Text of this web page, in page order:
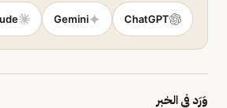
ChatGPT
Gemini
وَرَد في الخبر